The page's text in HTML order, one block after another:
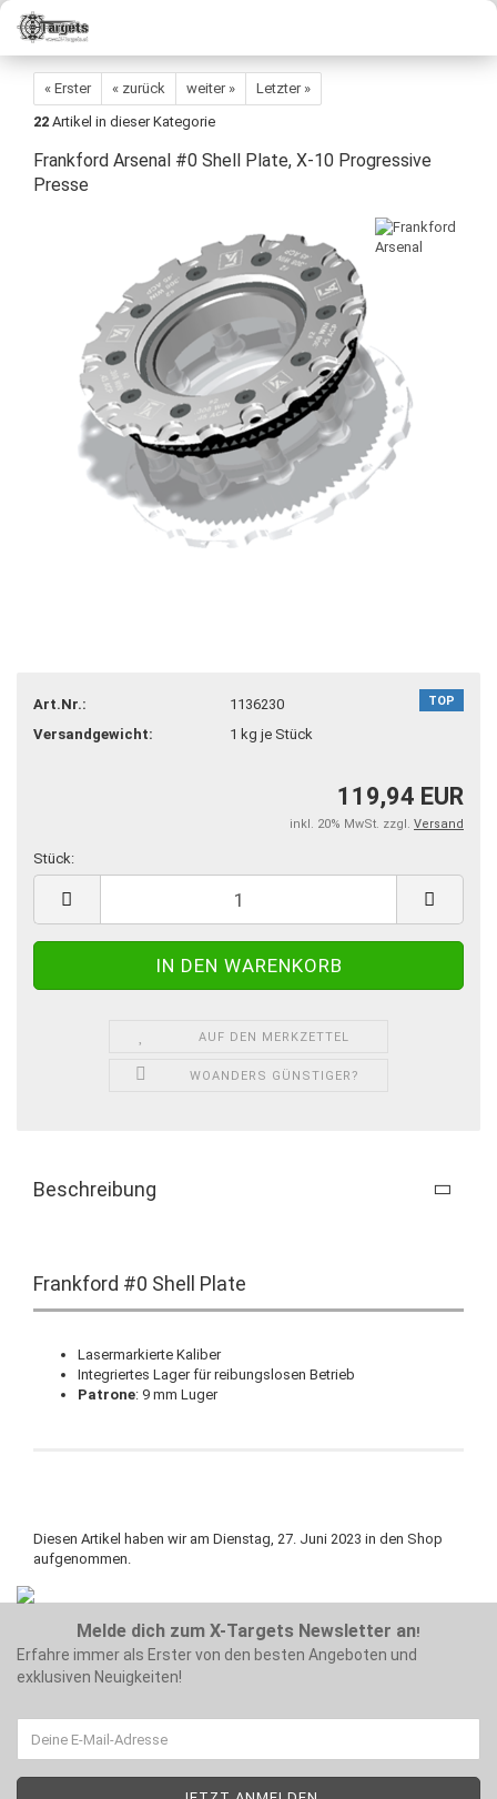
« Erster « zurück weiter »
Letzter »
22 Artikel in dieser Kategorie
Frankford Arsenal #0 Shell Plate, X-10 Progressive
Presse
TOP
Art.Nr.:
1136230
Versandgewicht:
1 kg je Stück
119,94 EUR
inkl. 20% MwSt. zzgl. Versand
Stück:
Stück
AUF DEN MERKZETTEL
WOANDERS GÜNSTIGER?
Beschreibung
Frankford #0 Shell Plate
Lasermarkierte Kaliber
Integriertes Lager für reibungslosen Betrieb
Patrone: 9 mm Luger
Diesen Artikel haben wir am Dienstag, 27. Juni 2023 in den Shop
aufgenommen.
Melde dich zum X-Targets Newsletter an!
Erfahre immer als Erster von den besten Angeboten und
exklusiven Neuigkeiten!